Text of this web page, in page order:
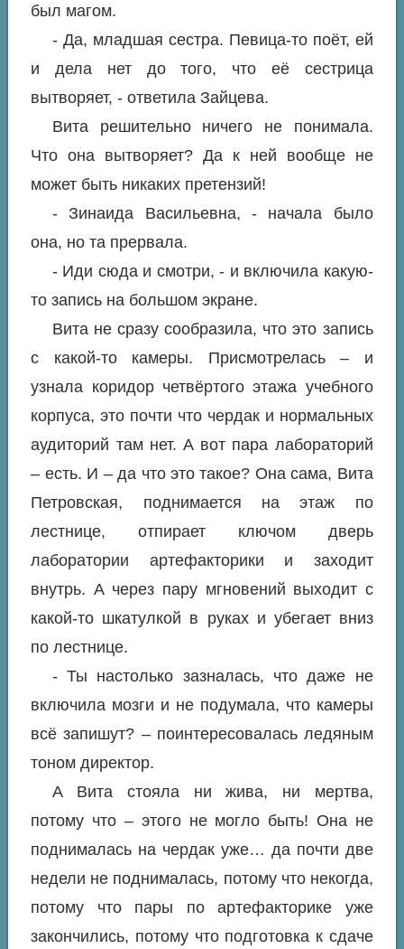
был магом.
- Да, младшая сестра. Певица-то поёт, ей
и дела нет до того, что её сестрица
вытворяет, - ответила Зайцева.
Вита решительно ничего не понимала.
Что она вытворяет? Да к ней вообще не
может быть никаких претензий!
- Зинаида Васильевна, - начала было
она, но та прервала.
- Иди сюда и смотри, - и включила какую-
то запись на большом экране.
Вита не сразу сообразила, что это запись
с какой-то камеры. Присмотрелась – и
узнала коридор четвёртого этажа учебного
корпуса, это почти что чердак и нормальных
аудиторий там нет. А вот пара лабораторий
– есть. И – да что это такое? Она сама, Вита
Петровская, поднимается на этаж по
лестнице, отпирает ключом дверь
лаборатории артефакторики и заходит
внутрь. А через пару мгновений выходит с
какой-то шкатулкой в руках и убегает вниз
по лестнице.
- Ты настолько зазналась, что даже не
включила мозги и не подумала, что камеры
всё запишут? – поинтересовалась ледяным
тоном директор.
А Вита стояла ни жива, ни мертва,
потому что – этого не могло быть! Она не
поднималась на чердак уже… да почти две
недели не поднималась, потому что некогда,
потому что пары по артефакторике уже
закончились, потому что подготовка к сдаче